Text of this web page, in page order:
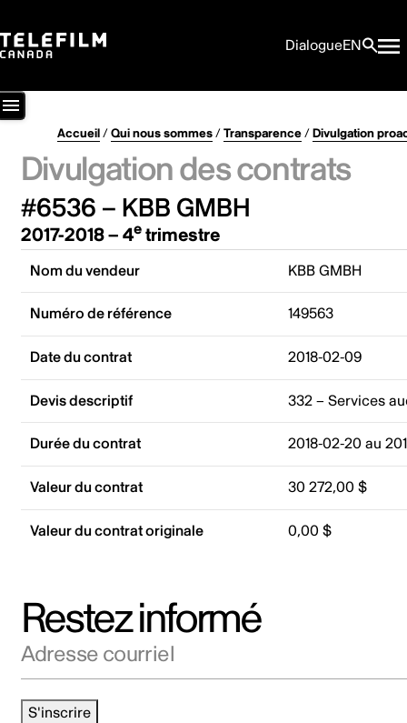
DialogueEN
Accueil/Qui nous sommes/Transparence/Divulgation
Divulgation des contrats
#6536 – KBB GMBH
2017-2018 – 4etrimestre
Nom du vendeur KBB GMBH
Numéro de référence 149563
Date du contrat 2018-02-09
Devis descriptif 332 – Services
Durée du contrat 2018-02-20 au
Valeur du contrat 30 272,00 $
Valeur du contrat originale 0,00 $
Restez informé
S'inscrire